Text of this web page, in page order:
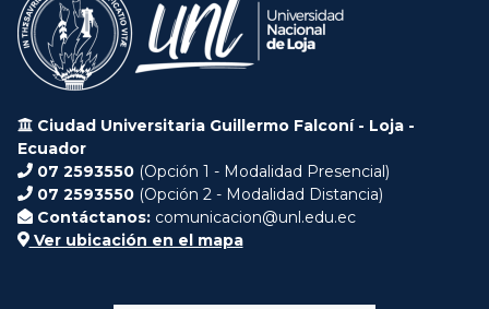
Ciudad Universitaria Guillermo Falconí - Loja -
Ecuador
07 2593550 (Opción 1 - Modalidad Presencial)
07 2593550 (Opción 2 - Modalidad Distancia)
Contáctanos: comunicacion@unl.edu.ec
Ver ubicación en el mapa